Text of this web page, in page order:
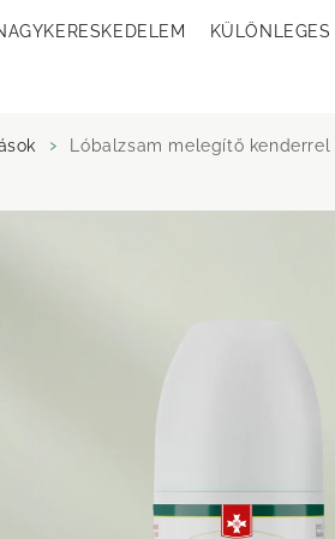
Lóbalzsam melegítő kenderrel